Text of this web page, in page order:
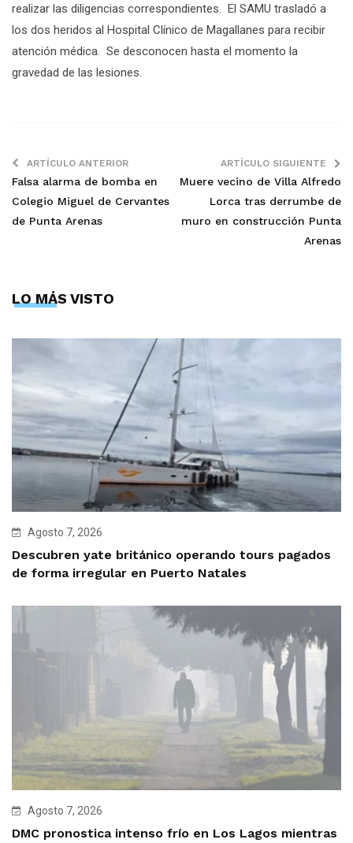
realizar las diligencias correspondientes. El SAMU trasladó a
los dos heridos al Hospital Clínico de Magallanes para recibir
atención médica. Se desconocen hasta el momento la
gravedad de las lesiones.
ARTÍCULO ANTERIOR
Falsa alarma de bomba en
Colegio Miguel de Cervantes
de Punta Arenas
ARTÍCULO SIGUIENTE
Muere vecino de Villa Alfredo
Lorca tras derrumbe de
muro en construcción Punta
Arenas
LO MÁS VISTO
Agosto 7, 2026
Descubren yate británico operando tours pagados
de forma irregular en Puerto Natales
Agosto 7, 2026
DMC pronostica intenso frío en Los Lagos mientras